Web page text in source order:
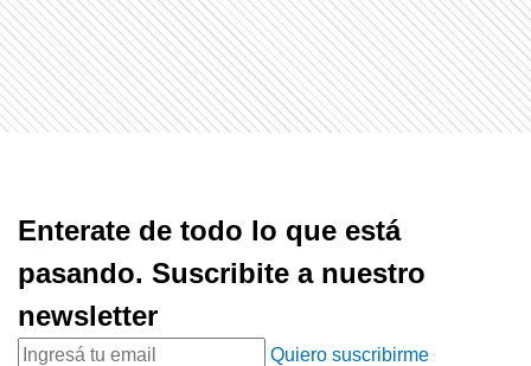
Enterate de todo lo que está
pasando. Suscribite a nuestro
newsletter
Quiero suscribirme